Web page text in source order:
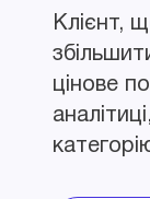
Клієнт,
цінове